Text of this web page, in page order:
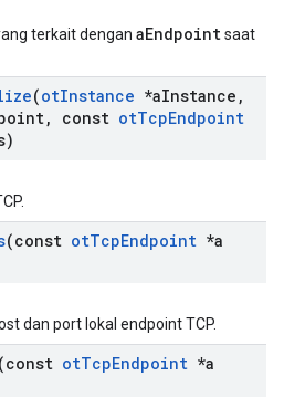
terkait dengan aEndpointsaat
(otInstance *aInstance ,
, const otTcpEndpoint
(const otTcpEndpoint *a
dan port lokal endpoint TCP.
(const otTcpEndpoint *a